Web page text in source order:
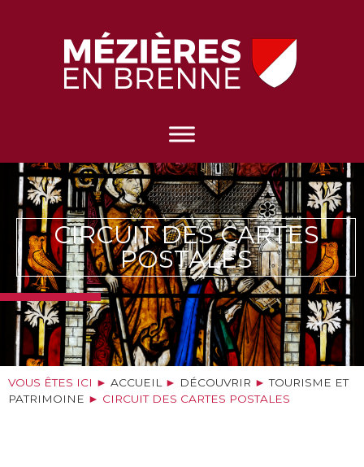
CIRCUIT DES CARTES
POSTALES
VOUS ÊTES ICI ► ACCUEIL ► DÉCOUVRIR ►TOURISME ET
PATRIMOINE ► CIRCUIT DES CARTES POSTALES